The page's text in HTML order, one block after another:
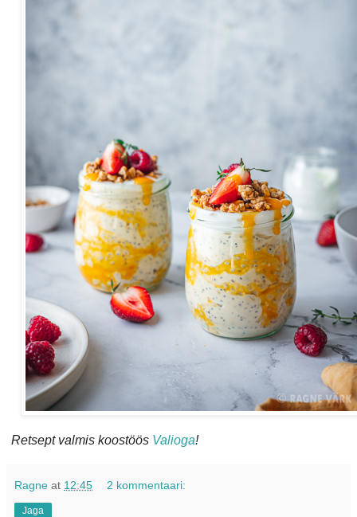
Retsept valmis koostöös Valioga!
Ragne at 12:45 2 kommentaari:
Jaga